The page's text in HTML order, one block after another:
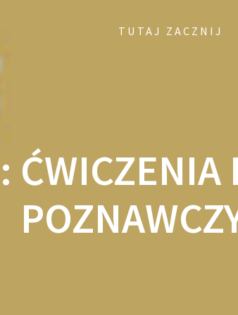
TUTAJ ZACZNIJ
ĆWICZENIA